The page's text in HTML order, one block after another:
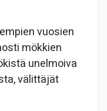
vuosien
mökkien
unelmoiva
välittäjät